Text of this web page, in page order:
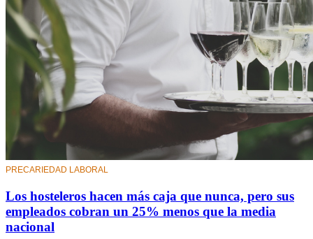
PRECARIEDAD LABORAL
Los hosteleros hacen más caja que nunca, pero sus
empleados cobran un 25% menos que la media
nacional